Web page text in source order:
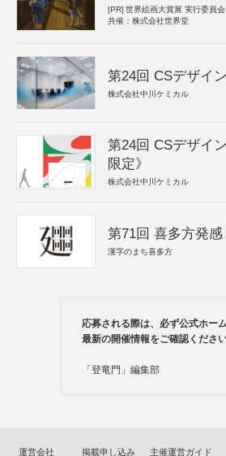
[PR] 世界絵画大賞展 実行委員会
共催：株式会社世界堂
第24回 CSデザイ
株式会社中川ケミカル
第24回 CSデザイ
限定》
株式会社中川ケミカル
第71回 喜多方発
漢字のまち喜多方
応募される際は、必ず公式ホー
最新の開催情報をご確認ください
「登竜門」編集部
運営会社 掲載申し込み 主催運営ガイド